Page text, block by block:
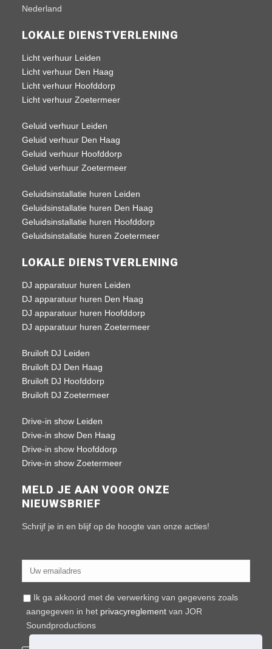
Nederland
LOKALE DIENSTVERLENING
Licht verhuur Leiden
Licht verhuur Den Haag
Licht verhuur Hoofddorp
Licht verhuur Zoetermeer
Geluid verhuur Leiden
Geluid verhuur Den Haag
Geluid verhuur Hoofddorp
Geluid verhuur Zoetermeer
Geluidsinstallatie huren Leiden
Geluidsinstallatie huren Den Haag
Geluidsinstallatie huren Hoofddorp
Geluidsinstallatie huren Zoetermeer
LOKALE DIENSTVERLENING
DJ apparatuur huren Leiden
DJ apparatuur huren Den Haag
DJ apparatuur huren Hoofddorp
DJ apparatuur huren Zoetermeer
Bruiloft DJ Leiden
Bruiloft DJ Den Haag
Bruiloft DJ Hoofddorp
Bruiloft DJ Zoetermeer
Drive-in show Leiden
Drive-in show Den Haag
Drive-in show Hoofddorp
Drive-in show Zoetermeer
MELD JE AAN VOOR ONZE
NIEUWSBRIEF
Schrijf je in en blijf op de hoogte van onze acties!
Ik ga akkoord met de verwerking van gegevens zoals
aangegeven in het privacyreglement van JOR
Soundproductions